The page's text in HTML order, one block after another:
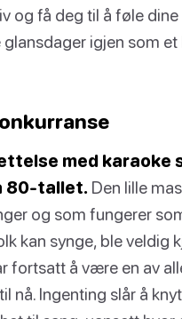
og få deg til å føle dine
igjen som et
med karaoke
80-tallet. Den lille
og som fungerer
kan synge, ble veldig
fortsatt å være en av
nå. Ingenting slår å